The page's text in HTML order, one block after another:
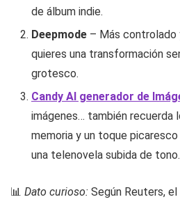
de álbum indie.
Deepmode – Más
quieres una transformación
grotesco.
Candy AI generador de
imágenes… también recuerda
memoria y un toque
una telenovela subida de tono.
📊 Dato curioso: Según Reuters, el